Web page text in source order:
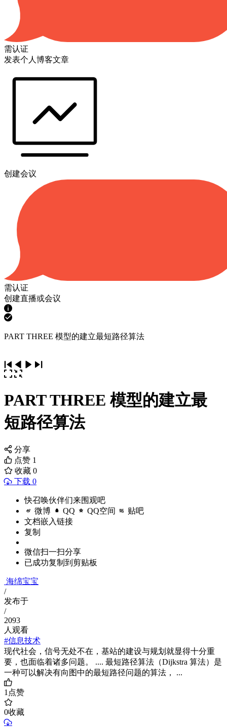
需认证
发表个人博客文章
创建会议
需认证
创建直播或会议
PART THREE 模型的建立最短路径算法
PART THREE 模型的建立最
短路径算法
分享
点赞 1
收藏 0
下载 0
快召唤伙伴们来围观吧
微博 QQ QQ空间 贴吧
文档嵌入链接
复制
微信扫一扫分享
已成功复制到剪贴板
海绵宝宝
/
发布于
/
2093
人观看
#信息技术
现代社会，信号无处不在，基站的建设与规划就显得十分重
要，也面临着诸多问题。 .... 最短路径算法（Dijkstra 算法）是
一种可以解决有向图中的最短路径问题的算法， ...
1点赞
0收藏